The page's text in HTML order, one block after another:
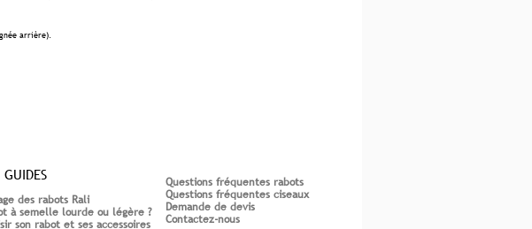
arrière).
GUIDES
des rabots Rali
à semelle lourde ou légère ?
son rabot et ses accessoires
Questions fréquentes rabots
Questions fréquentes ciseaux
Demande de devis
Contactez-nous